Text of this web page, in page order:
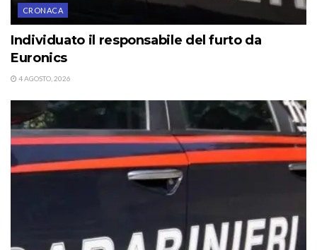
CRONACA
Individuato il responsabile del furto da
Euronics
4 AGOSTO, 2026